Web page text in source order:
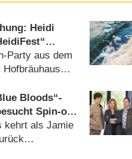
Heidi
RTL
Party aus dem
Hofbräuhaus
Bloods“-
Spin-off
kehrt als Jamie